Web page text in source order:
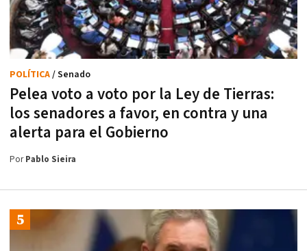
Pelea voto a voto por la Ley de Tierras:
los senadores a favor, en contra y una
alerta para el Gobierno
POLÍTICA/ Senado
PorPablo Sieira